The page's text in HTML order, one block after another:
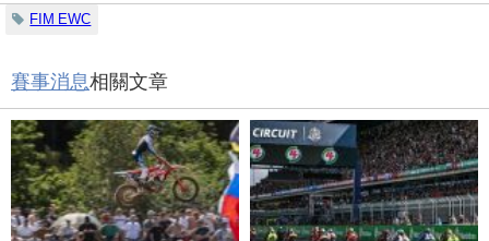
FIM EWC
賽事消息相關文章